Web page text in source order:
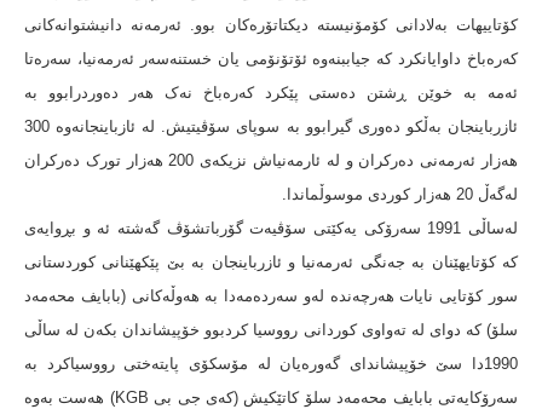
کۆتاییهات بەلادانی کۆمۆنیستە دیکتاتۆرەکان بوو. ئەرمەنە دانیشتوانەکانی
کەرەباخ داوایانکرد کە جیاببنەوە ئۆتۆنۆمی یان خستنەسەر ئەرمەنیا، سەرەتا
ئەمە بە خوێن ڕشتن دەستی پێکرد کەرەباخ نەک هەر دەوردرابوو بە
ئازرباینجان بەڵکو دەوری گیرابوو بە سوپای سۆڤیتیش. لە ئازباینجانەوە 300
هەزار ئەرمەنی دەرکران و لە ئارمەنیاش نزیکەی 200 هەزار تورک دەرکران
لەگەڵ 20 هەزار کوردی موسوڵماندا.
لەساڵی 1991 سەرۆکی یەکێتی سۆڤیەت گۆرباتشۆڤ گەشتە ئه و بڕوایەی
کە کۆتایهێنان بە جەنگی ئەرمەنیا و ئازرباینجان بە بێ پێکهێنانی کوردستانی
سور کۆتایی نایات هەرچەندە لەو سەردەمەدا بە هەوڵەکانی (بابایف محەمەد
سلۆ) کە دوای لە تەواوی کوردانی رووسیا کردبوو خۆپیشاندان بکەن لە ساڵی
1990دا سێ خۆپیشاندای گەورەیان لە مۆسکۆی پایتەختی رووسیاکرد بە
سەرۆکایەتی بابایف محەمەد سلۆ کاتێکیش (کەی جی بی KGB) هەست بەوە